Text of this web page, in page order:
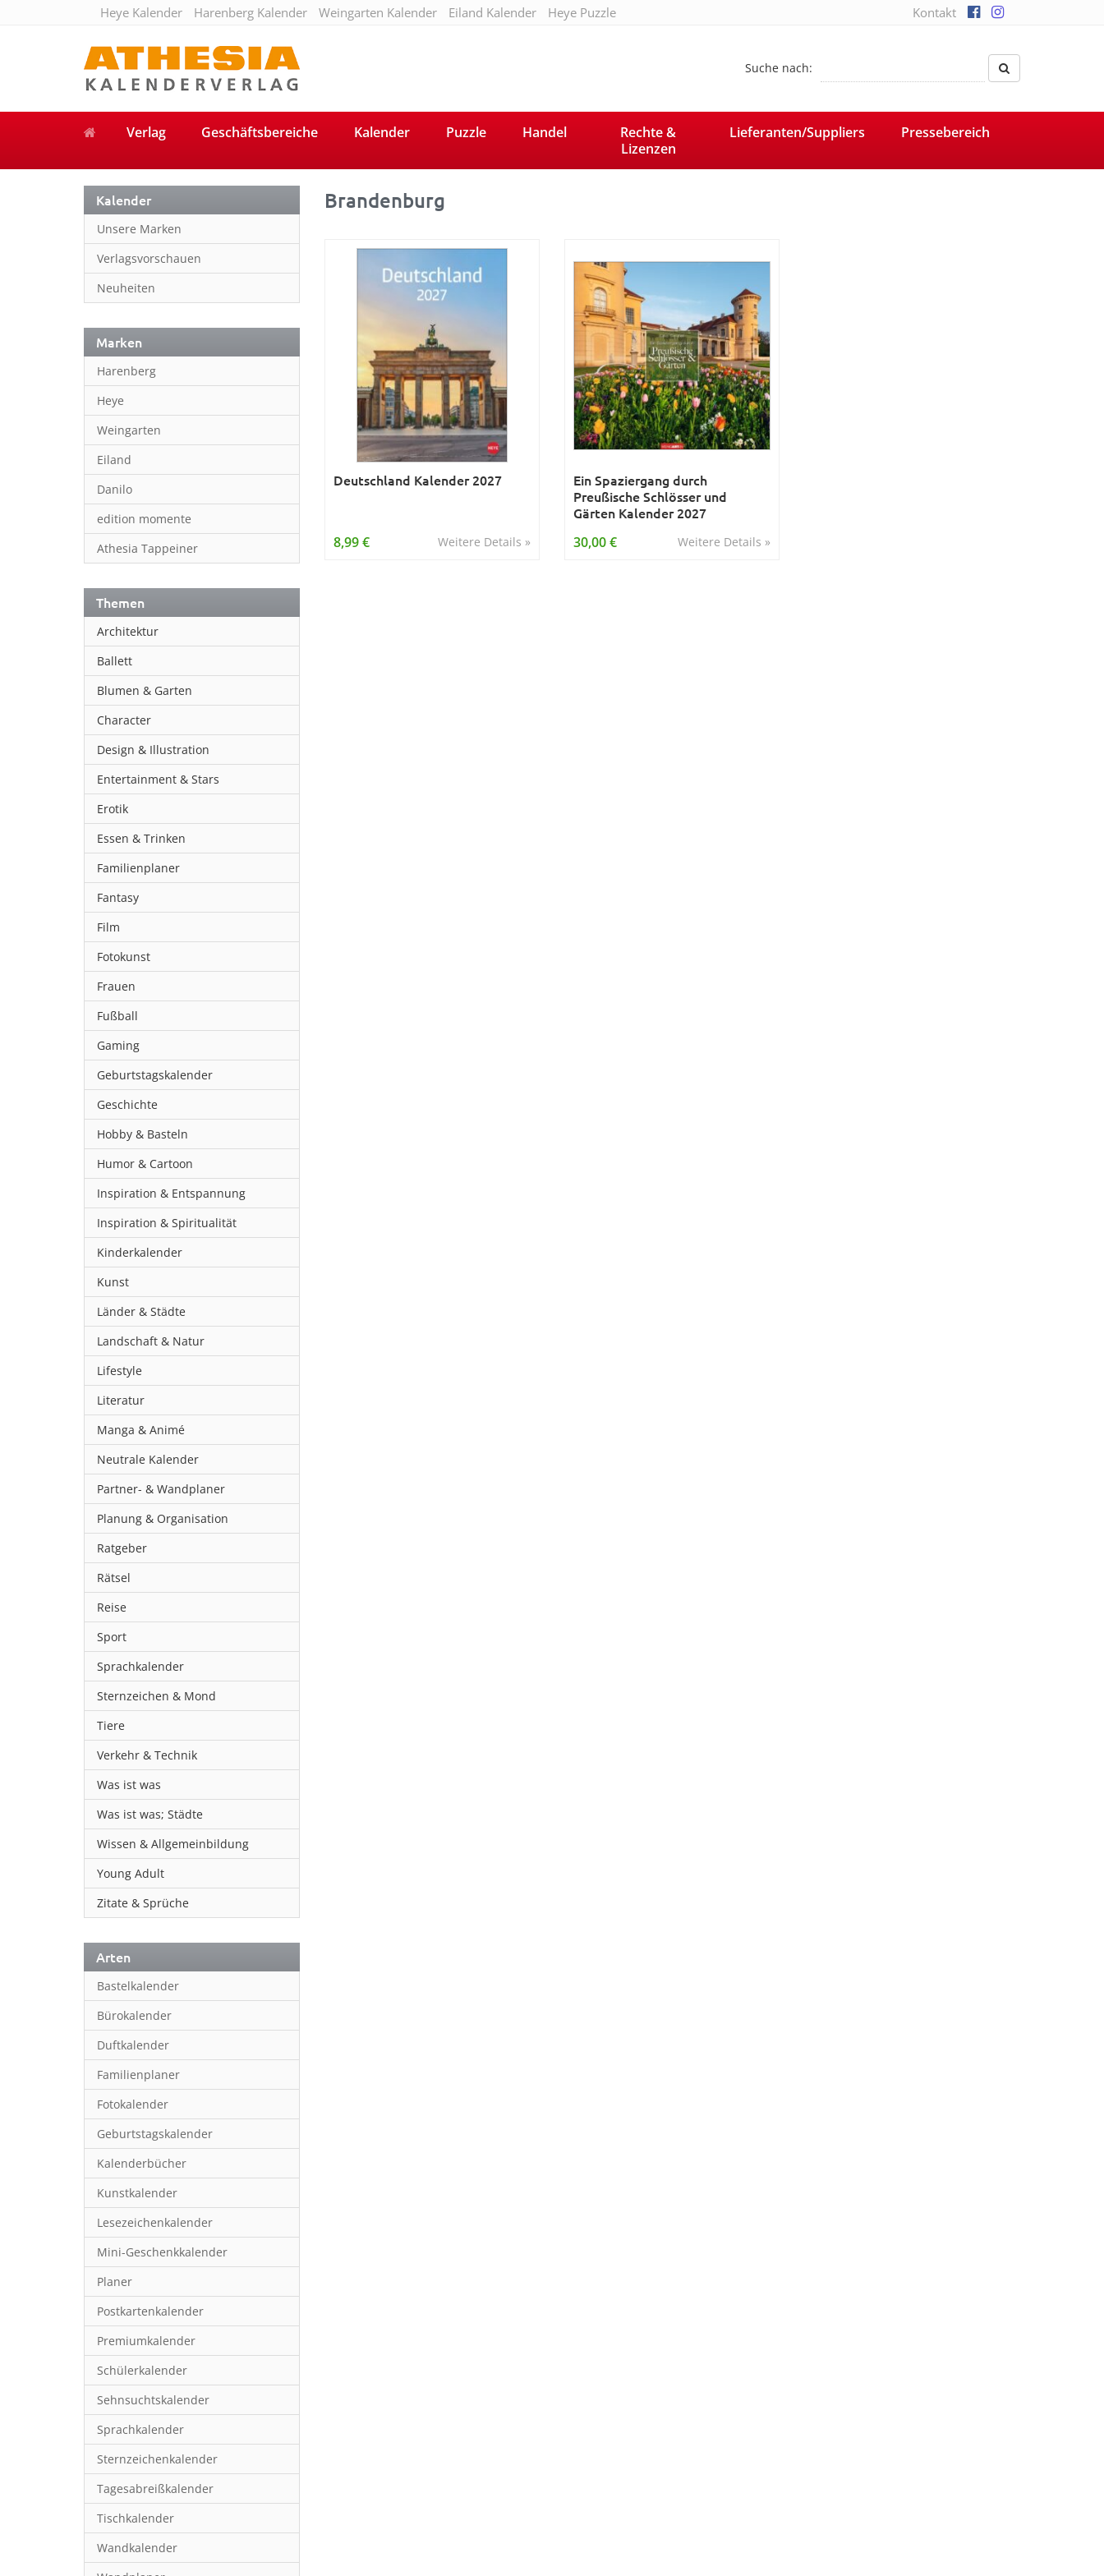
Heye Kalender Harenberg Kalender Weingarten Kalender Eiland Kalender Heye Puzzle Kontakt
Suche nach:
Verlag Geschäftsbereiche Kalender Puzzle Handel
Rechte &
Lizenzen
Lieferanten/Suppliers Pressebereich
Kalender
Unsere Marken
Verlagsvorschauen
Neuheiten
Marken
Harenberg
Heye
Weingarten
Eiland
Danilo
edition momente
Athesia Tappeiner
Themen
Architektur
Ballett
Blumen & Garten
Character
Design & Illustration
Entertainment & Stars
Erotik
Essen & Trinken
Familienplaner
Fantasy
Film
Fotokunst
Frauen
Fußball
Gaming
Geburtstagskalender
Geschichte
Hobby & Basteln
Humor & Cartoon
Inspiration & Entspannung
Inspiration & Spiritualität
Kinderkalender
Kunst
Länder & Städte
Landschaft & Natur
Lifestyle
Literatur
Manga & Animé
Neutrale Kalender
Partner- & Wandplaner
Planung & Organisation
Ratgeber
Rätsel
Reise
Sport
Sprachkalender
Sternzeichen & Mond
Tiere
Verkehr & Technik
Was ist was
Was ist was; Städte
Wissen & Allgemeinbildung
Young Adult
Zitate & Sprüche
Arten
Bastelkalender
Bürokalender
Duftkalender
Familienplaner
Fotokalender
Geburtstagskalender
Kalenderbücher
Kunstkalender
Lesezeichenkalender
Mini-Geschenkkalender
Planer
Postkartenkalender
Premiumkalender
Schülerkalender
Sehnsuchtskalender
Sprachkalender
Sternzeichenkalender
Tagesabreißkalender
Tischkalender
Wandkalender
Brandenburg
Deutschland Kalender 2027
Weitere Details »
8,99 €
Ein Spaziergang durch
Preußische Schlösser und
Gärten Kalender 2027
Weitere Details »
30,00 €